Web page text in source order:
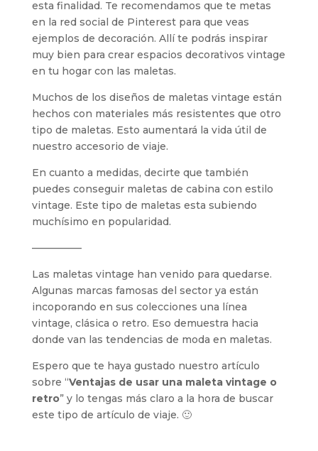
esta finalidad. Te recomendamos que te metas
en la red social de Pinterest para que veas
ejemplos de decoración. Allí te podrás inspirar
muy bien para crear espacios decorativos vintage
en tu hogar con las maletas.
Muchos de los diseños de maletas vintage están
hechos con materiales más resistentes que otro
tipo de maletas. Esto aumentará la vida útil de
nuestro accesorio de viaje.
En cuanto a medidas, decirte que también
puedes conseguir maletas de cabina con estilo
vintage. Este tipo de maletas esta subiendo
muchísimo en popularidad.
—————
Las maletas vintage han venido para quedarse.
Algunas marcas famosas del sector ya están
incoporando en sus colecciones una línea
vintage, clásica o retro. Eso demuestra hacia
donde van las tendencias de moda en maletas.
Espero que te haya gustado nuestro artículo
sobre “Ventajas de usar una maleta vintage o
retro” y lo tengas más claro a la hora de buscar
este tipo de artículo de viaje. 🙂